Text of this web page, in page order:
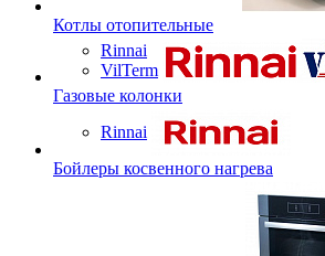
Котлы отопительные
Rinnai
VilTerm
Газовые колонки
Rinnai
Бойлеры косвенного нагрева